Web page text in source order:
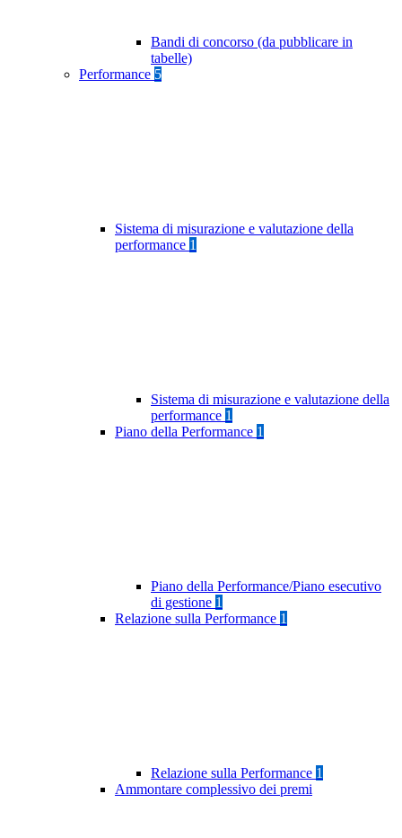
Bandi di concorso (da pubblicare in
tabelle)
Performance 5
Sistema di misurazione e valutazione della
performance 1
Sistema di misurazione e valutazione della
performance 1
Piano della Performance 1
Piano della Performance/Piano esecutivo
di gestione 1
Relazione sulla Performance 1
Relazione sulla Performance 1
Ammontare complessivo dei premi